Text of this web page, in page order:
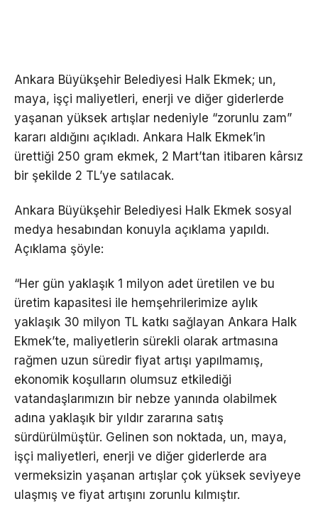
Ankara Büyükşehir Belediyesi Halk Ekmek; un,
maya, işçi maliyetleri, enerji ve diğer giderlerde
yaşanan yüksek artışlar nedeniyle “zorunlu zam”
kararı aldığını açıkladı. Ankara Halk Ekmek’in
ürettiği 250 gram ekmek, 2 Mart’tan itibaren kârsız
bir şekilde 2 TL’ye satılacak.
Ankara Büyükşehir Belediyesi Halk Ekmek sosyal
medya hesabından konuyla açıklama yapıldı.
Açıklama şöyle:
“Her gün yaklaşık 1 milyon adet üretilen ve bu
üretim kapasitesi ile hemşehrilerimize aylık
yaklaşık 30 milyon TL katkı sağlayan Ankara Halk
Ekmek’te, maliyetlerin sürekli olarak artmasına
rağmen uzun süredir fiyat artışı yapılmamış,
ekonomik koşulların olumsuz etkilediği
vatandaşlarımızın bir nebze yanında olabilmek
adına yaklaşık bir yıldır zararına satış
sürdürülmüştür. Gelinen son noktada, un, maya,
işçi maliyetleri, enerji ve diğer giderlerde ara
vermeksizin yaşanan artışlar çok yüksek seviyeye
ulaşmış ve fiyat artışını zorunlu kılmıştır.